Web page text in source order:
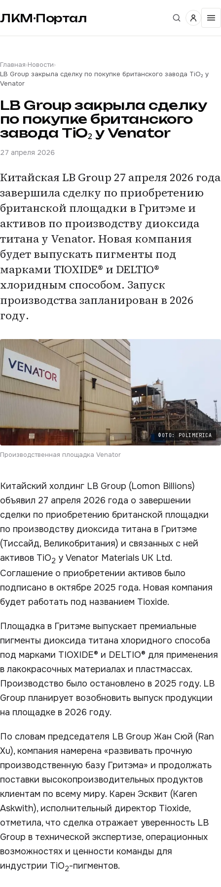
ЛКМ·Портал
Главная›Новости›
LB Group закрыла сделку по покупке британского завода TiO₂ у
Venator
LB Group закрыла сделку
по покупке британского
завода TiO₂ у Venator
27 апреля 2026
Китайская LB Group 27 апреля 2026 года
завершила сделку по приобретению
британской площадки в Гритэме и
активов по производству диоксида
титана у Venator. Новая компания
будет выпускать пигменты под
марками TIOXIDE® и DELTIO®
хлоридным способом. Запуск
производства запланирован в 2026
году.
ФОТО: POLIMERICA
Производственная площадка Venator
Китайский холдинг LB Group (Lomon Billions)
объявил 27 апреля 2026 года о завершении
сделки по приобретению британской площадки
по производству диоксида титана в Гритэме
(Тиссайд, Великобритания) и связанных с ней
активов TiO2 у Venator Materials UK Ltd.
Соглашение о приобретении активов было
подписано в октябре 2025 года. Новая компания
будет работать под названием Tioxide.
Площадка в Гритэме выпускает премиальные
пигменты диоксида титана хлоридного способа
под марками TIOXIDE® и DELTIO® для применения
в лакокрасочных материалах и пластмассах.
Производство было остановлено в 2025 году. LB
Group планирует возобновить выпуск продукции
на площадке в 2026 году.
По словам председателя LB Group Жан Сюй (Ran
Xu), компания намерена «развивать прочную
производственную базу Гритэма» и продолжать
поставки высокопроизводительных продуктов
клиентам по всему миру. Карен Эсквит (Karen
Askwith), исполнительный директор Tioxide,
отметила, что сделка отражает уверенность LB
Group в технической экспертизе, операционных
возможностях и ценности команды для
индустрии TiO2-пигментов.